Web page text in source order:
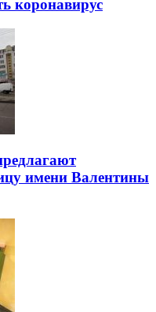
коронавирус
имени Валентины